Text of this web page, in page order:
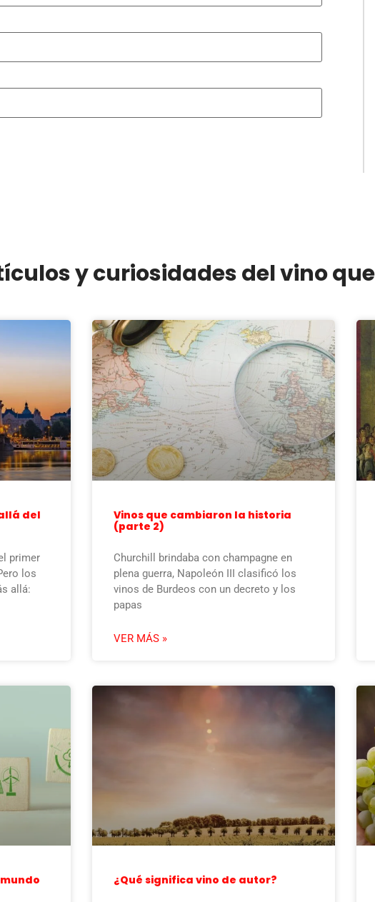
y curiosidades del vino
del
primer
los
allá:
Vinos que cambiaron la historia
(parte 2)
Churchill brindaba con champagne en
plena guerra, Napoleón III clasificó los
vinos de Burdeos con un decreto y los
papas
VER MÁS »
¿Qué significa vino de autor?